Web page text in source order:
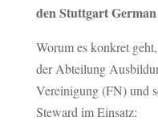
den Stuttgart
Worum es konkret
der Abteilung
Vereinigung (FN) und
Steward im Einsatz: